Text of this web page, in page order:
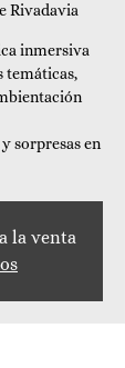
Rivadavia
inmersiva
temáticas,
sorpresas en
la venta